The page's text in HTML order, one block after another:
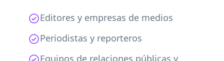
Editores y empresas de medios
Periodistas y reporteros
Equipos de relaciones públicas y